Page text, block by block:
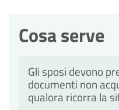
Cosa serve
Gli sposi devono
documenti non
qualora ricorra la